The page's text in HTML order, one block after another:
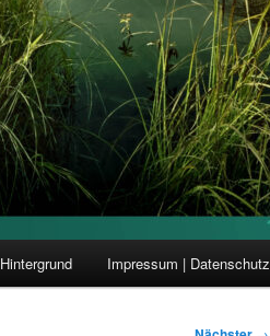
Hintergrund Impressum | Datenschutz